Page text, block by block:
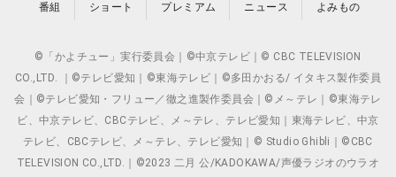
番組 ショート プレミアム ニュース よみもの
©「かよチュー」実行委員会｜©中京テレビ｜© CBC TELEVISION
CO.,LTD. ｜©テレビ愛知｜©東海テレビ｜©多田かおる/ イタキス製作委員
会｜©テレビ愛知・フリュー／徹之進製作委員会｜©メ～テレ｜©東海テレ
ビ、中京テレビ、CBCテレビ、メ～テレ、テレビ愛知｜東海テレビ、中京
テレビ、CBCテレビ、メ～テレ、テレビ愛知｜© Studio Ghibli｜©CBC
TELEVISION CO.,LTD.｜©2023 二月 公/KADOKAWA/声優ラジオのウラオ